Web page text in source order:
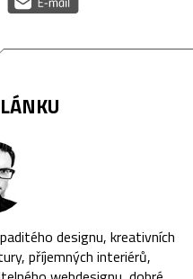
designu, kreativních
příjemných interiérů,